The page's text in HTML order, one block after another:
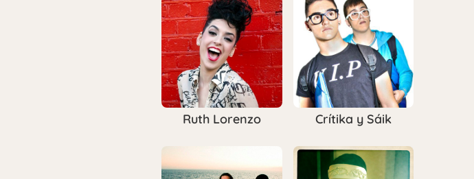
Ruth Lorenzo Crítika y Sáik